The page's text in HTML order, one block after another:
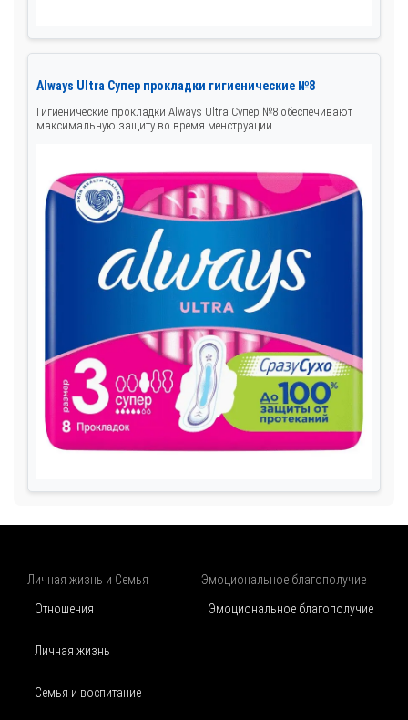
Always Ultra Супер прокладки гигиенические №8
Гигиенические прокладки Always Ultra Супер №8 обеспечивают
максимальную защиту во время менструации....
Личная жизнь и Семья
Отношения
Личная жизнь
Семья и воспитание
Эмоциональное благополучие
Эмоциональное благополучие